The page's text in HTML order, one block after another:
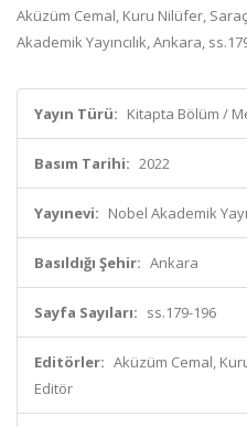
Aküzüm Cemal, Kuru Nilüfer,
Akademik Yayıncılık, Ankara,
Yayın Türü: Kitapta Bölüm /
Basım Tarihi: 2022
Yayınevi: Nobel Akademik
Basıldığı Şehir: Ankara
Sayfa Sayıları: ss.179-196
Editörler: Aküzüm Cemal,
Editör